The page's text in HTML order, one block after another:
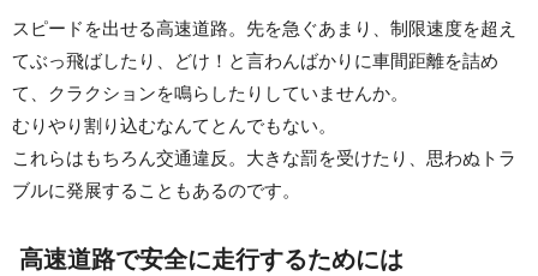
スピードを出せる高速道路。先を急ぐあまり、制限速度を超え
てぶっ飛ばしたり、どけ！と言わんばかりに車間距離を詰め
て、クラクションを鳴らしたりしていませんか。
むりやり割り込むなんてとんでもない。
これらはもちろん交通違反。大きな罰を受けたり、思わぬトラ
ブルに発展することもあるのです。
高速道路で安全に走行するためには